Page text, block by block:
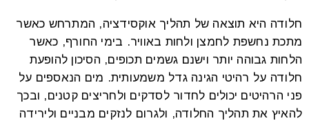
חלודה היא תוצאה של תהליך אוקסידציה, המתרחש כאשר
מתכת נחשפת לחמצן ולחות באוויר. בימי החורף, כאשר
הלחות גבוהה יותר וישנם גשמים תכופים, הסיכון להופעת
חלודה על רהיטי הגינה גדל משמעותית. מים הנאספים על
פני הרהיטים יכולים לחדור לסדקים ולחריצים קטנים, ובכך
להאיץ את תהליך החלודה, ולגרום לנזקים מבניים ולירידה